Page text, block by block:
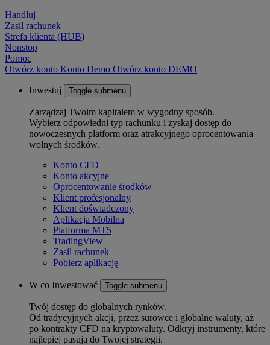
Handluj
Zasil rachunek
Strefa klienta (HUB)
Nonstop
Pomoc
Otwórz konto Konto Demo Otwórz konto DEMO
Inwestuj Toggle submenu
Zarządzaj Twoim kapitałem w wygodny sposób.
Wybierz odpowiedni typ rachunku i zyskaj dostęp do
nowoczesnych platform oraz atrakcyjnego oprocentowania
wolnych środków.
Konto CFD
Konto akcyjne
Oprocentowanie środków
Klient profesjonalny
Klient doświadczony
Aplikacja Mobilna
Platforma MT5
TradingView
Zasil rachunek
Pobierz aplikację
W co Inwestować Toggle submenu
Twój dostęp do globalnych rynków.
Od tradycyjnych akcji, przez surowce i globalne waluty, aż
po kontrakty CFD na kryptowaluty. Odkryj instrumenty, które
najlepiej pasują do Twojej strategii.